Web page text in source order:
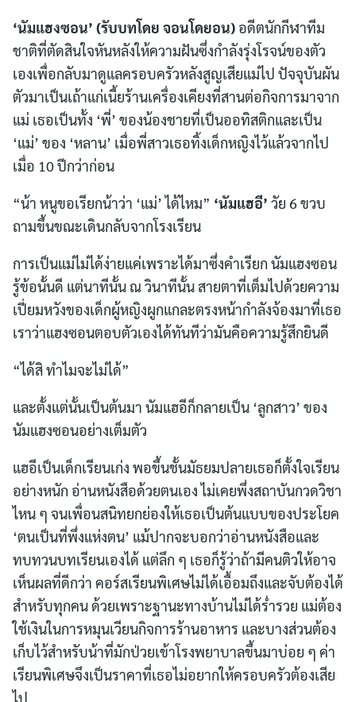
‘นัมแฮงซอน’ (รับบทโดย จอนโดยอน) อดีตนักกีฬาทีม
ชาติที่ตัดสินใจหันหลังให้ความฝันซึ่งกำลังรุ่งโรจน์ของตัว
เองเพื่อกลับมาดูแลครอบครัวหลังสูญเสียแม่ไป ปัจจุบันผัน
ตัวมาเป็นเถ้าแก่เนี้ยร้านเครื่องเคียงที่สานต่อกิจการมาจาก
แม่ เธอเป็นทั้ง ‘พี่’ ของน้องชายที่เป็นออทิสติกและเป็น
‘แม่’ ของ ‘หลาน’ เมื่อพี่สาวเธอทิ้งเด็กหญิงไว้แล้วจากไป
เมื่อ 10 ปีกว่าก่อน
“น้า หนูขอเรียกน้าว่า ‘แม่’ ได้ไหม” ‘นัมแฮอี’ วัย 6 ขวบ
ถามขึ้นขณะเดินกลับจากโรงเรียน
การเป็นแม่ไม่ได้ง่ายแค่เพราะได้มาซึ่งคำเรียก นัมแฮงซอน
รู้ข้อนั้นดี แต่นาทีนั้น ณ วินาทีนั้น สายตาที่เต็มไปด้วยความ
เปี่ยมหวังของเด็กผู้หญิงผูกแกละตรงหน้ากำลังจ้องมาที่เธอ
เราว่าแฮงซอนตอบตัวเองได้ทันทีว่ามันคือความรู้สึกยินดี
“ได้สิ ทำไมจะไม่ได้”
และตั้งแต่นั้นเป็นต้นมา นัมแฮอีก็กลายเป็น ‘ลูกสาว’ ของ
นัมแฮงซอนอย่างเต็มตัว
แฮอีเป็นเด็กเรียนเก่ง พอขึ้นชั้นมัธยมปลายเธอก็ตั้งใจเรียน
อย่างหนัก อ่านหนังสือด้วยตนเอง ไม่เคยพึ่งสถาบันกวดวิชา
ไหน ๆ จนเพื่อนสนิทยกย่องให้เธอเป็นต้นแบบของประโยค
‘ตนเป็นที่พึ่งแห่งตน’ แม้ปากจะบอกว่าอ่านหนังสือและ
ทบทวนบทเรียนเองได้ แต่ลึก ๆ เธอก็รู้ว่าถ้ามีคนติวให้อาจ
เห็นผลที่ดีกว่า คอร์สเรียนพิเศษไม่ได้เอื้อมถึงและจับต้องได้
สำหรับทุกคน ด้วยเพราะฐานะทางบ้านไม่ได้ร่ำรวย แม่ต้อง
ใช้เงินในการหมุนเวียนกิจการร้านอาหาร และบางส่วนต้อง
เก็บไว้สำหรับน้าที่มักป่วยเข้าโรงพยาบาลขึ้นมาบ่อย ๆ ค่า
เรียนพิเศษจึงเป็นราคาที่เธอไม่อยากให้ครอบครัวต้องเสีย
ไป